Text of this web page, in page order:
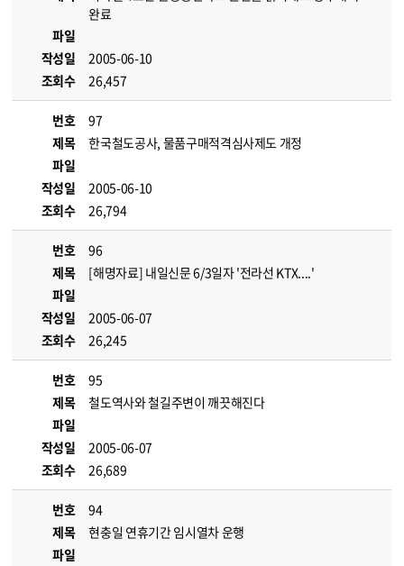
완료
파일
작성일
2005-06-10
조회수
26,457
번호
97
제목
한국철도공사, 물품구매적격심사제도 개정
파일
작성일
2005-06-10
조회수
26,794
번호
96
제목
[해명자료] 내일신문 6/3일자 '전라선 KTX....'
파일
작성일
2005-06-07
조회수
26,245
번호
95
제목
철도역사와 철길주변이 깨끗해진다
파일
작성일
2005-06-07
조회수
26,689
번호
94
제목
현충일 연휴기간 임시열차 운행
파일